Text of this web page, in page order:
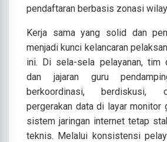
pendaftaran berbasis zonasi
Kerja sama yang solid dan
menjadi kunci kelancaran
ini. Di sela-sela pelayanan, tim
dan jajaran guru
berkoordinasi, berdiskusi,
pergerakan data di layar monitor
sistem jaringan internet tetap
teknis. Melalui konsistensi